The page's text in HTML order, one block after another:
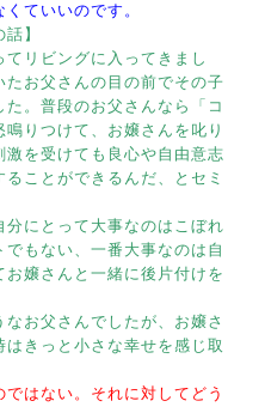
ていいのです。
】
リビングに入ってきまし
お父さんの目の前でその子
。普段のお父さんなら「コ
りつけて、お嬢さんを叱り
を受けても良心や自由意志
ことができるんだ、とセミ
にとって大事なのはこぼれ
もない、一番大事なのは自
嬢さんと一緒に後片付けを
お父さんでしたが、お嬢さ
きっと小さな幸せを感じ取
ではない。それに対してどう